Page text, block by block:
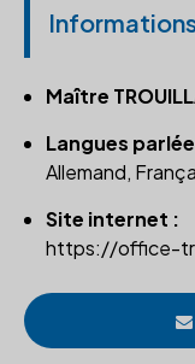
Maître
Langues
Allemand,
Site internet :
https://office-